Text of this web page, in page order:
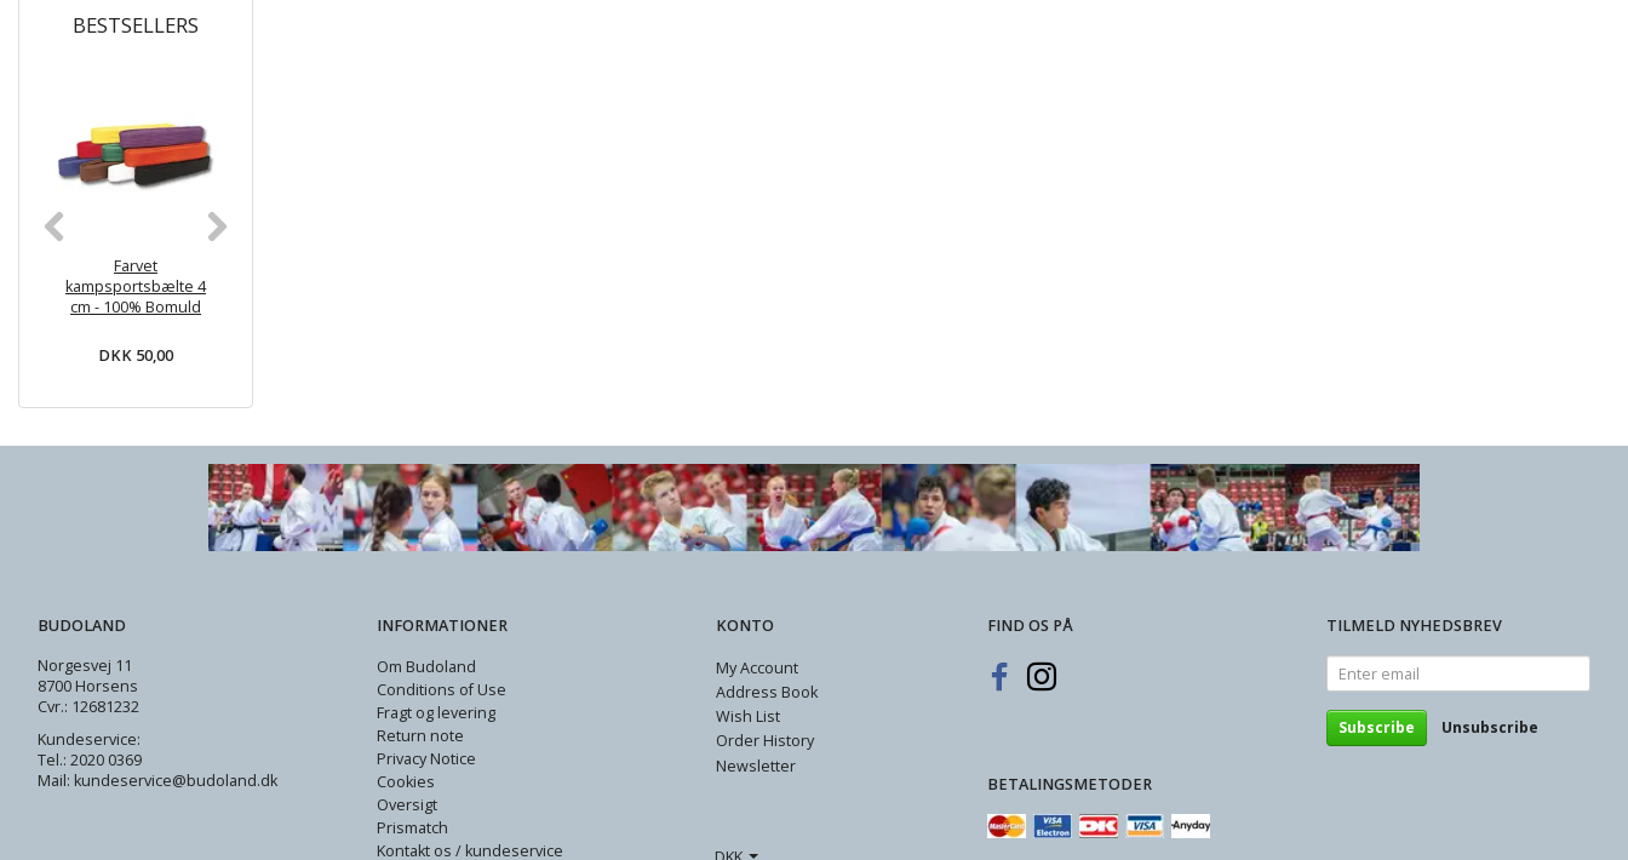
BESTSELLERS
Farvet
kampsportsbælte 4
cm - 100% Bomuld
DKK 50,00
BUDOLAND
Norgesvej 11
8700 Horsens
Cvr.: 12681232
Kundeservice:
Tel.: 2020 0369
Mail: kundeservice@budoland.dk
INFORMATIONER
Om Budoland
Conditions of Use
Fragt og levering
Return note
Privacy Notice
Cookies
Oversigt
Prismatch
Kontakt os / kundeservice
KONTO
My Account
Address Book
Wish List
Order History
Newsletter
FIND OS PÅ
BETALINGSMETODER
TILMELD NYHEDSBREV
Enter
email
Subscribe Unsubscribe